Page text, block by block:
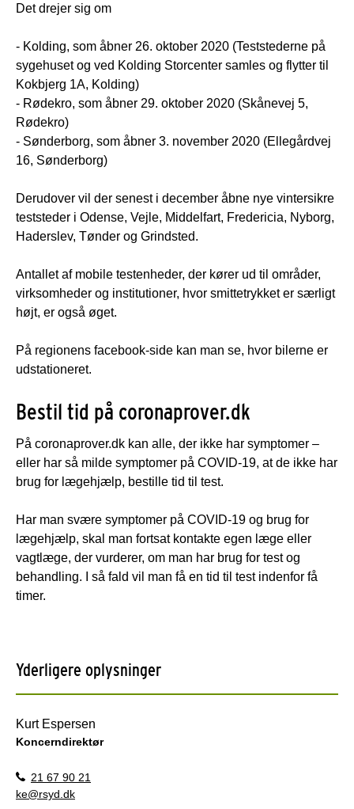
Det drejer sig om
- Kolding, som åbner 26. oktober 2020 (Teststederne på
sygehuset og ved Kolding Storcenter samles og flytter til
Kokbjerg 1A, Kolding)
- Rødekro, som åbner 29. oktober 2020 (Skånevej 5,
Rødekro)
- Sønderborg, som åbner 3. november 2020 (Ellegårdvej
16, Sønderborg)
Derudover vil der senest i december åbne nye vintersikre
teststeder i Odense, Vejle, Middelfart, Fredericia, Nyborg,
Haderslev, Tønder og Grindsted.
Antallet af mobile testenheder, der kører ud til områder,
virksomheder og institutioner, hvor smittetrykket er særligt
højt, er også øget.
På regionens facebook-side kan man se, hvor bilerne er
udstationeret.
Bestil tid på coronaprover.dk
På coronaprover.dk kan alle, der ikke har symptomer –
eller har så milde symptomer på COVID-19, at de ikke har
brug for lægehjælp, bestille tid til test.
Har man svære symptomer på COVID-19 og brug for
lægehjælp, skal man fortsat kontakte egen læge eller
vagtlæge, der vurderer, om man har brug for test og
behandling. I så fald vil man få en tid til test indenfor få
timer.
Yderligere oplysninger
Kurt Espersen
Koncerndirektør
21 67 90 21
ke@rsyd.dk